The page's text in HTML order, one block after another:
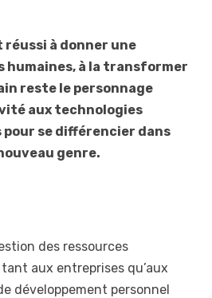
réussi à donner une
humaines, à la transformer
reste le personnage
aux technologies
se différencier dans
genre.
des ressources
aux entreprises qu’aux
développement personnel